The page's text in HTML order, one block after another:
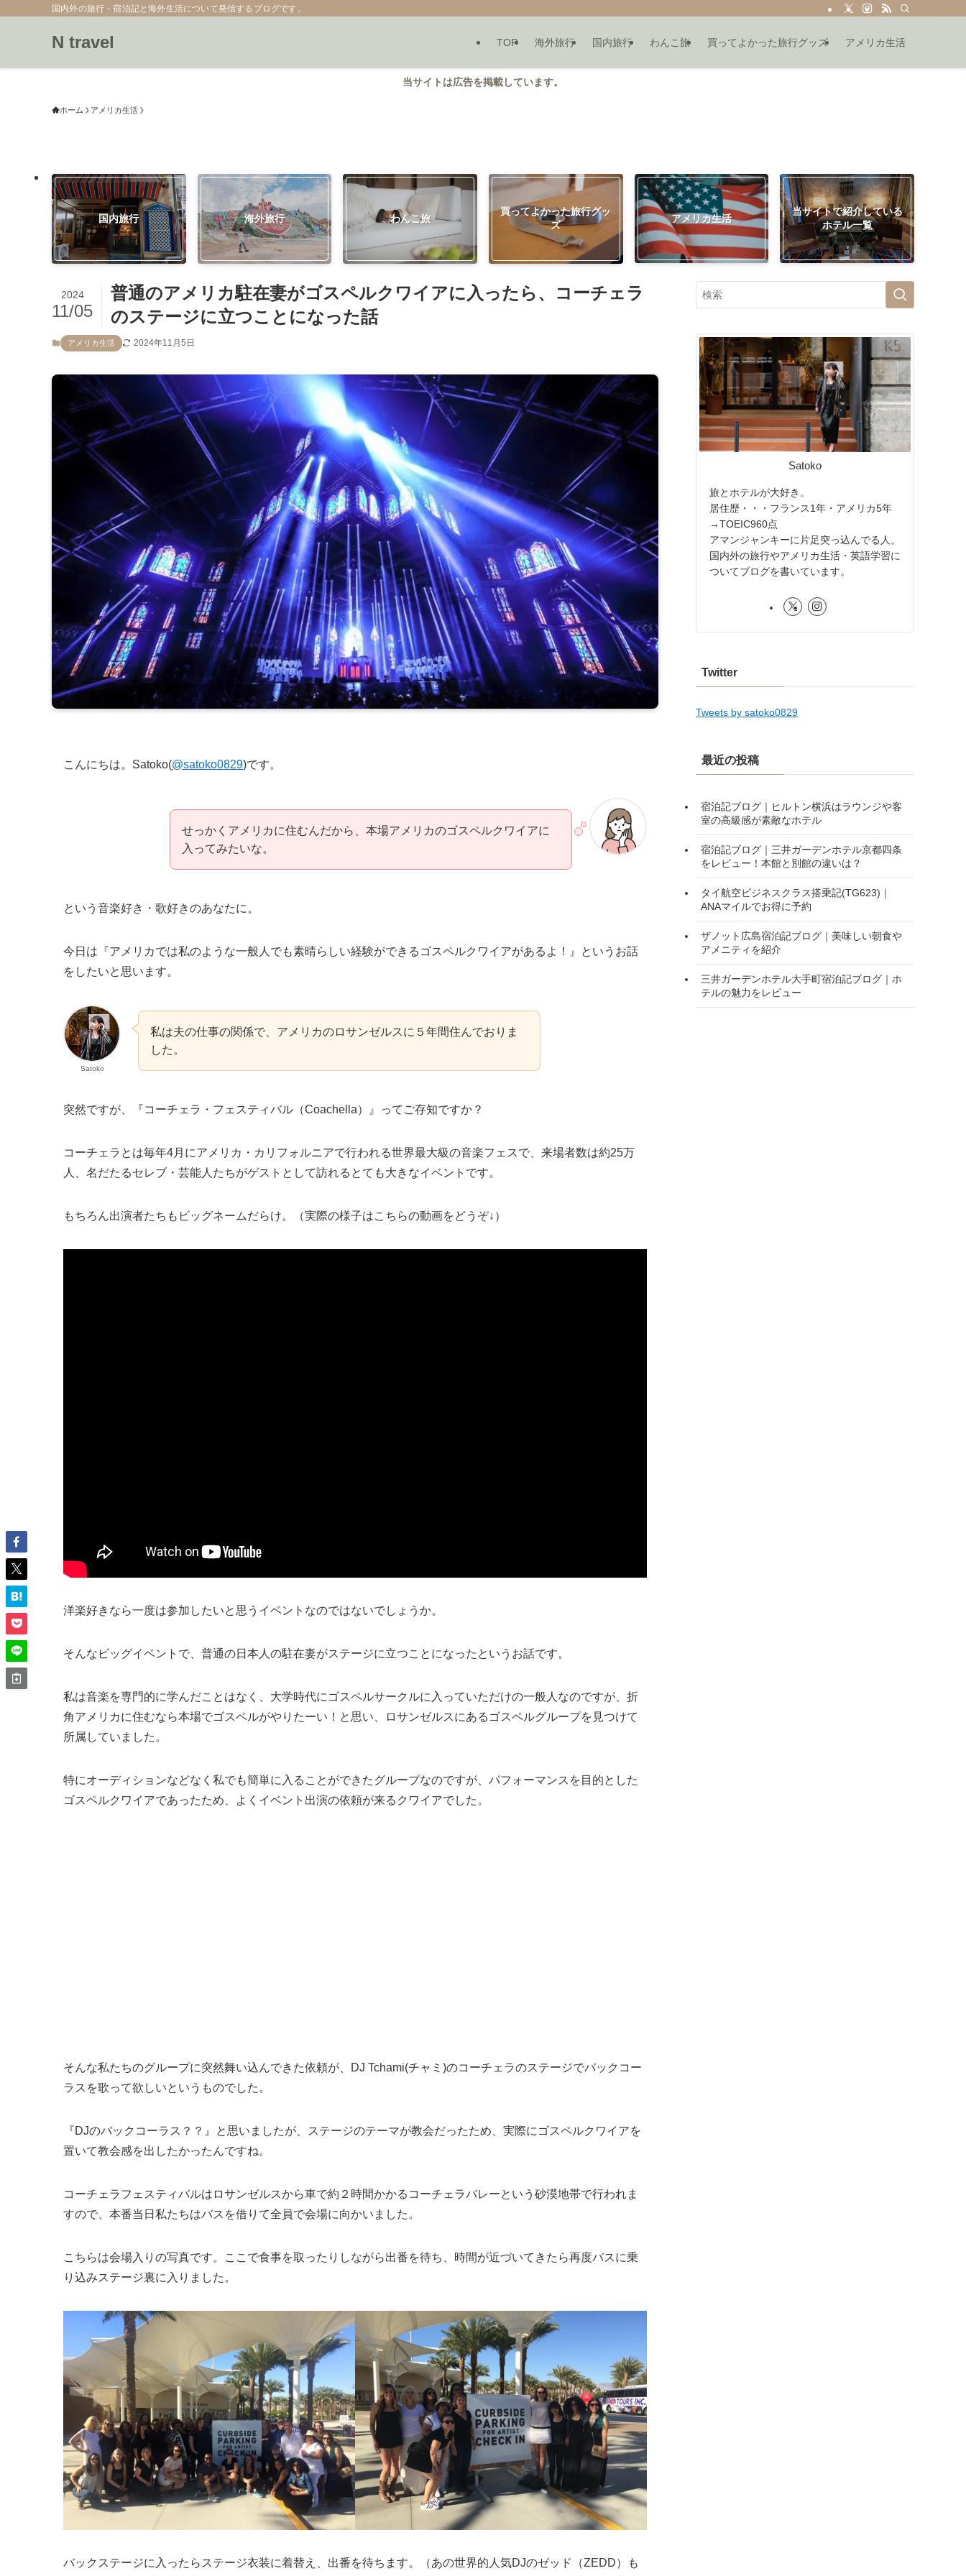
国内外の旅行・宿泊記と海外生活について発信するブログです。
N travel TOP 海外旅行 国内旅行 わんこ旅 買ってよかった旅行グッズ アメリカ生活
当サイトは広告を掲載しています。
ホーム アメリカ生活
国内旅行 海外旅行 わんこ旅
買ってよかった旅行グッ
ズ
アメリカ生活
当サイトで紹介している
ホテル一覧
普通のアメリカ駐在妻がゴスペルクワイアに入ったら、コーチェラ
のステージに立つことになった話
2024
11/05
アメリカ生活 2024年11月5日
こんにちは。Satoko(@satoko0829)です。
せっかくアメリカに住むんだから、本場アメリカのゴスペルクワイアに
入ってみたいな。
という音楽好き・歌好きのあなたに。
今日は『アメリカでは私のような一般人でも素晴らしい経験ができるゴスペルクワイアがあるよ！』というお話
をしたいと思います。
Satoko
私は夫の仕事の関係で、アメリカのロサンゼルスに５年間住んでおりま
した。
突然ですが、『コーチェラ・フェスティバル（Coachella） 』ってご存知ですか？
コーチェラとは毎年4月にアメリカ・カリフォルニアで行われる世界最大級の音楽フェスで、来場者数は約25万
人、名だたるセレブ・芸能人たちがゲストとして訪れるとても大きなイベントです。
もちろん出演者たちもビッグネームだらけ。（実際の様子はこちらの動画をどうぞ↓）
洋楽好きなら一度は参加したいと思うイベントなのではないでしょうか。
そんなビッグイベントで、普通の日本人の駐在妻がステージに立つことになったというお話です。
私は音楽を専門的に学んだことはなく、大学時代にゴスペルサークルに入っていただけの一般人なのですが、折
角アメリカに住むなら本場でゴスペルがやりたーい！と思い、ロサンゼルスにあるゴスペルグループを見つけて
所属していました。
特にオーディションなどなく私でも簡単に入ることができたグループなのですが、パフォーマンスを目的とした
ゴスペルクワイアであったため、よくイベント出演の依頼が来るクワイアでした。
そんな私たちのグループに突然舞い込んできた依頼が、
DJ Tchami(チャミ)のコーチェラのステージでバックコー
ラスを歌って欲しいというものでした。
『DJのバックコーラス？？』と思いましたが、ステージのテーマが教会だったため、実際にゴスペルクワイアを
置いて教会感を出したかったんですね。
コーチェラフェスティバルはロサンゼルスから車で約２時間かかるコーチェラバレーという砂漠地帯で行われま
すので、本番当日私たちはバスを借りて全員で会場に向かいました。
こちらは会場入りの写真です。ここで食事を取ったりしながら出番を待ち、時間が近づいてきたら再度バスに乗
り込みステージ裏に入りました。
バックステージに入ったらステージ衣装に着替え、出番を待ちます。（あの世界的人気DJのゼッド（ZEDD）も
Satoko
旅とホテルが大好き。
居住歴・・・フランス1年・アメリカ5年
→TOEIC960点
アマンジャンキーに片足突っ込んでる人。
国内外の旅行やアメリカ生活・英語学習に
ついてブログを書いています。
Twitter
Tweets by satoko0829
最近の投稿
宿泊記ブログ｜ヒルトン横浜はラウンジや客
室の高級感が素敵なホテル
宿泊記ブログ｜三井ガーデンホテル京都四条
をレビュー！本館と別館の違いは？
タイ航空ビジネスクラス搭乗記(TG623)｜
ANAマイルでお得に予約
ザノット広島宿泊記ブログ｜美味しい朝食や
アメニティを紹介
三井ガーデンホテル大手町宿泊記ブログ｜ホ
テルの魅力をレビュー